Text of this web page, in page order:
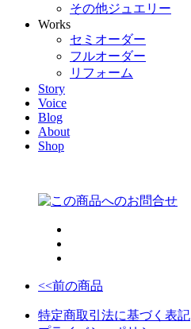
その他ジュエリー
Works
セミオーダー
フルオーダー
リフォーム
Story
Voice
Blog
About
Shop
<<前の商品
特定商取引法に基づく表記